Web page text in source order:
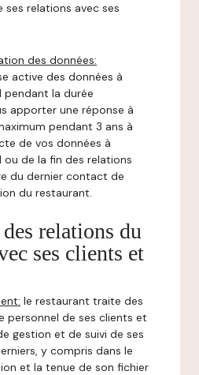
ses relations avec ses
des données:
active des données à
pendant la durée
apporter une réponse à
pendant 3 ans à
de vos données à
de la fin des relations
du dernier contact de
du restaurant.
relations du
ses clients et
le restaurant traite des
personnel de ses clients et
gestion et de suivi de ses
y compris dans le
et la tenue de son fichier